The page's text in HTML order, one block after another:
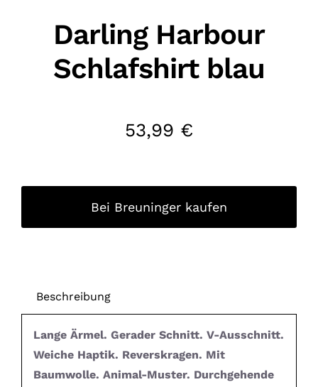
Darling Harbour
Schlafshirt blau
53,99 €
Bei Breuninger kaufen
Beschreibung
Lange Ärmel. Gerader Schnitt. V-Ausschnitt.
Weiche Haptik. Reverskragen. Mit
Baumwolle. Animal-Muster. Durchgehende